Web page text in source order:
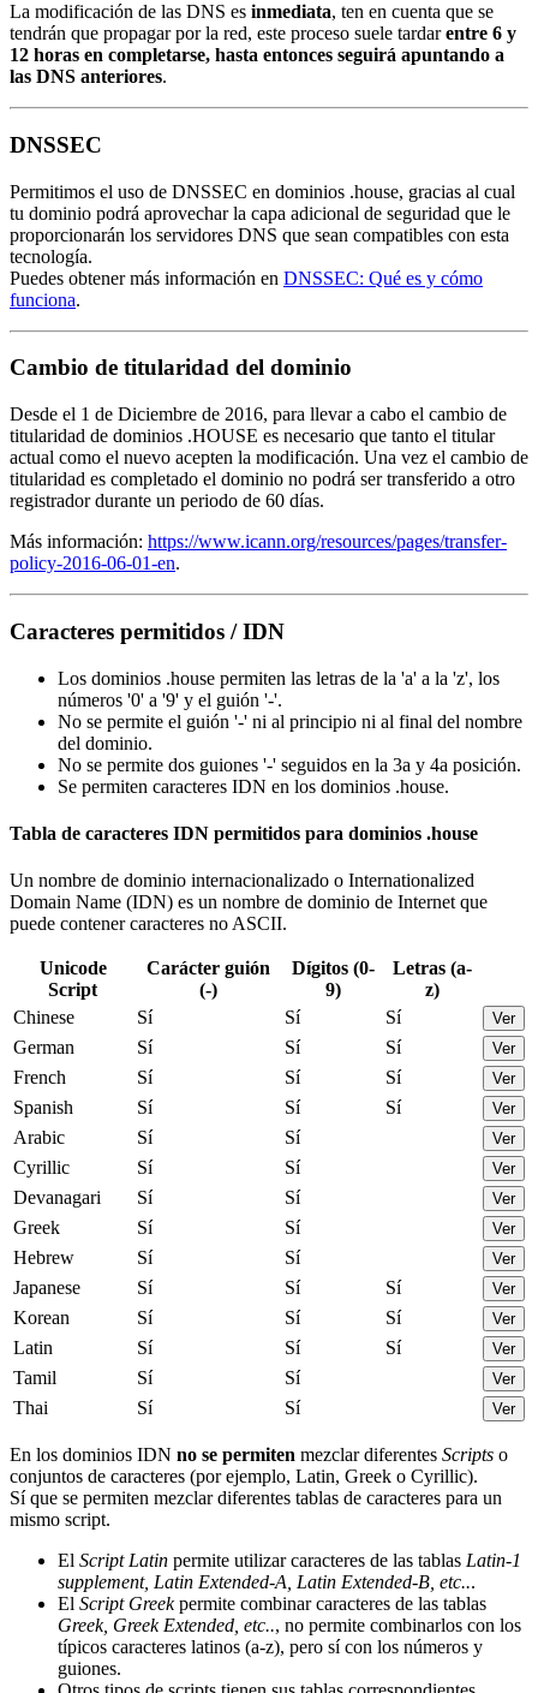
La modificación de las DNS es inmediata, ten en cuenta que se
tendrán que propagar por la red, este proceso suele tardarentre 6 y
12 horas en completarse, hasta entonces seguirá apuntando a
las DNS anteriores.
DNSSEC
Permitimos el uso de DNSSEC en dominios .house, gracias al cual
tu dominio podrá aprovechar la capa adicional de seguridad que le
proporcionarán los servidores DNS que sean compatibles con esta
tecnología.
Puedes obtener más información en DNSSEC: Qué es y cómo
funciona.
Cambio de titularidad del dominio
Desde el 1 de Diciembre de 2016, para llevar a cabo el cambio de
titularidad de dominios .HOUSE es necesario que tanto el titular
actual como el nuevo acepten la modificación. Una vez el cambio de
titularidad es completado el dominio no podrá ser transferido a otro
registrador durante un periodo de 60 días.
Más información: https://www.icann.org/resources/pages/transfer-
policy-2016-06-01-en.
Caracteres permitidos / IDN
Los dominios .house permiten las letras de la 'a' a la 'z', los
números '0' a '9' y el guión '-'.
No se permite el guión '-' ni al principio ni al final del nombre
del dominio.
No se permite dos guiones '-' seguidos en la 3a y 4a posición.
Se permiten caracteres IDN en los dominios .house.
Tabla de caracteres IDN permitidos para dominios .house
Un nombre de dominio internacionalizado o Internationalized
Domain Name (IDN) es un nombre de dominio de Internet que
puede contener caracteres no ASCII.
Unicode
Script
Carácter guión
(-)
Dígitos (0-
9)
Letras (a-
z)
Chinese
Sí Sí Sí Ver
German Sí Sí Sí Ver
French Sí Sí Sí Ver
Spanish Sí Sí Sí Ver
Arabic Sí Sí Ver
Cyrillic Sí Sí Ver
Devanagari Sí Sí Ver
Greek Sí Sí Ver
Hebrew Sí Sí Ver
Japanese Sí Sí Sí Ver
Korean Sí Sí Sí Ver
Latin Sí Sí Sí Ver
Tamil Sí Sí Ver
Thai Sí Sí Ver
En los dominios IDN no se permiten mezclar diferentes Scripts o
conjuntos de caracteres (por ejemplo, Latin, Greek o Cyrillic).
Sí que se permiten mezclar diferentes tablas de caracteres para un
mismo script.
El Script Latin permite utilizar caracteres de las tablas Latin-1
supplement, Latin Extended-A, Latin Extended-B, etc...
El Script Greekpermite combinar caracteres de las tablas
Greek, Greek Extended, etc.., no permite combinarlos con los
típicos caracteres latinos (a-z), pero sí con los números y
guiones.